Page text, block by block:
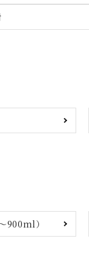
900ml）